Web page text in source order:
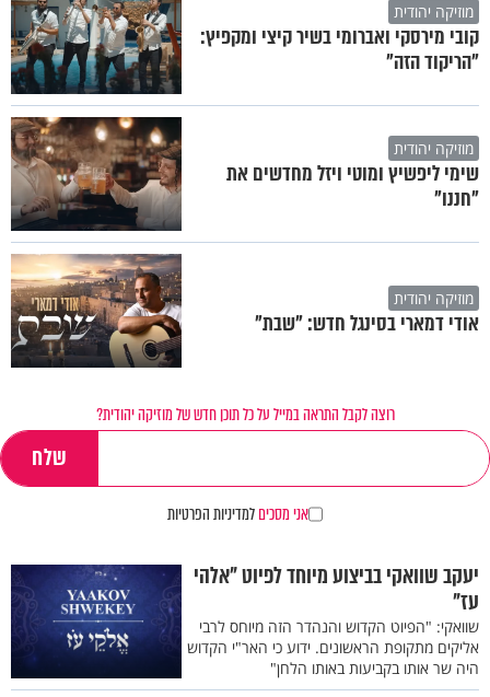
מוזיקה יהודית
קובי מירסקי ואברומי בשיר קיצי ומקפיץ:
"הריקוד הזה"
מוזיקה יהודית
שימי ליפשיץ ומוטי ויזל מחדשים את
"חננו"
מוזיקה יהודית
אודי דמארי בסינגל חדש: "שבת"
רוצה לקבל התראה במייל על כל תוכן חדש של מוזיקה יהודית?
אני מסכיםלמדיניות הפרטיות
יעקב שוואקי בביצוע מיוחד לפיוט "אלהי
עז"
שוואקי: "הפיוט הקדוש והנהדר הזה מיוחס לרבי
אליקים מתקופת הראשונים. ידוע כי האר"י הקדוש
היה שר אותו בקביעות באותו הלחן"